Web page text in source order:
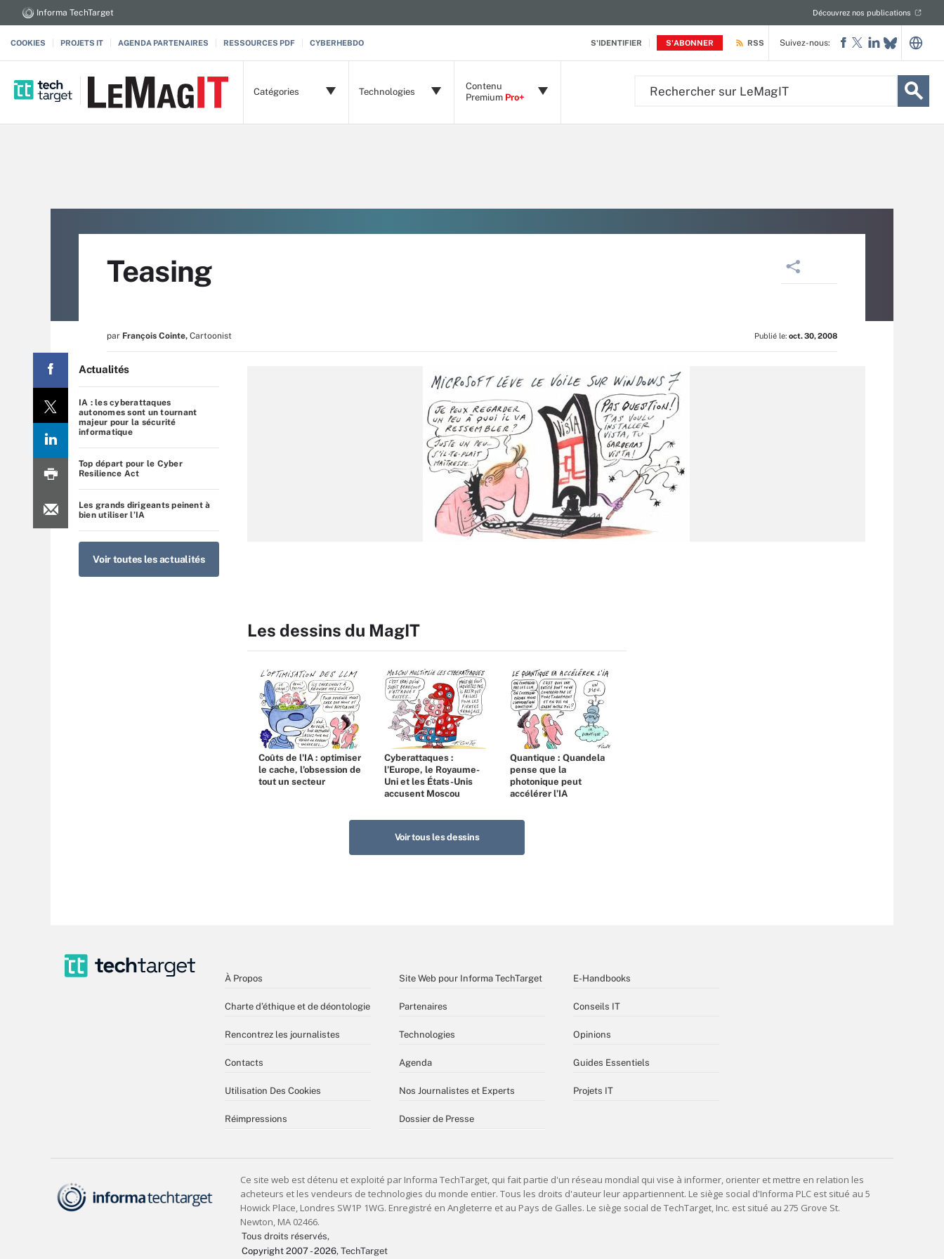
S'IDENTIFIER S'ABONNER
Informa TechTarget Découvrez nos publications
COOKIES PROJETS IT AGENDA PARTENAIRES RESSOURCES PDF CYBERHEBDO RSS
Catégories Technologies
Contenu
Premium Pro+
Suivez-nous:
Teasing
par François Cointe, Cartoonist Publié le: oct. 30, 2008
Actualités
IA : les cyberattaques
autonomes sont un tournant
majeur pour la sécurité
informatique
Top départ pour le Cyber
Resilience Act
Les grands dirigeants peinent à
bien utiliser l’IA
Voir toutes les actualités
Les dessins du MagIT
Coûts de l'IA : optimiser
le cache, l’obsession de
tout un secteur
Cyberattaques :
l’Europe, le Royaume-
Uni et les États-Unis
accusent Moscou
Quantique : Quandela
pense que la
photonique peut
accélérer l’IA
Voir tous les dessins
À Propos
Charte d’éthique et de déontologie
Rencontrez les journalistes
Contacts
Utilisation Des Cookies
Réimpressions
Site Web pour Informa TechTarget
Partenaires
Technologies
Agenda
Nos Journalistes et Experts
Dossier de Presse
E-Handbooks
Conseils IT
Opinions
Guides Essentiels
Projets IT
Tous droits réservés,
Copyright 2007 - 2026, TechTarget